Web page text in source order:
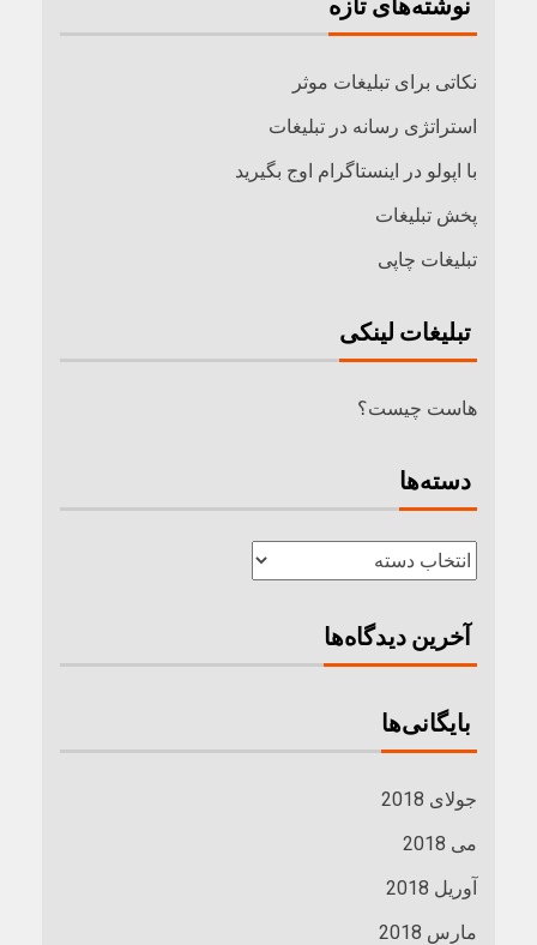
نکاتی برای تبلیغات موثر
استراتژی رسانه در تبلیغات
با اپولو در اینستاگرام اوج بگیرید
پخش تبلیغات
تبلیغات چاپی
تبلیغات لینکی
هاست چیست؟
دسته‌ها
آخرین دیدگاه‌ها
بایگانی‌ها
جولای 2018
می 2018
آوریل 2018
مارس 2018